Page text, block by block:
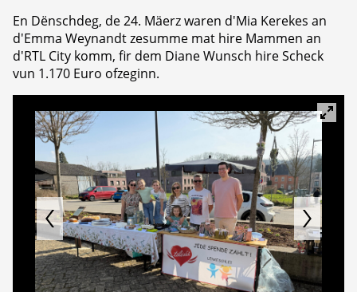
En Dënschdeg, de 24. Mäerz waren d'Mia Kerekes an
d'Emma Weynandt zesumme mat hire Mammen an
d'RTL City komm, fir dem Diane Wunsch hire Scheck
vun 1.170 Euro ofzeginn.